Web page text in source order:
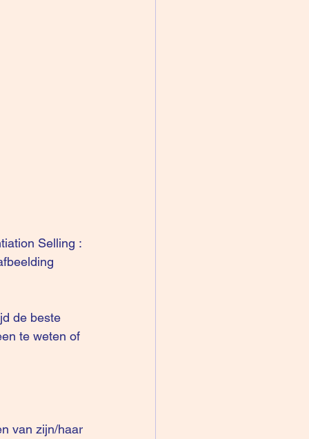
Selling :
de beste
te weten of
van zijn/haar